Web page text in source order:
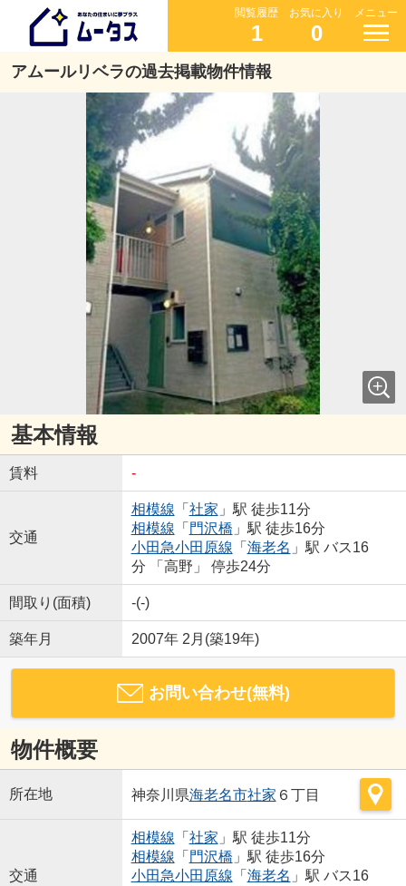
閲覧履歴
1
お気に入り
0
メニュー
アムールリベラの過去掲載物件情報
基本情報
賃料 -
交通
相模線 「 社家 」駅 徒歩11分
相模線 「 門沢橋 」駅 徒歩16分
小田急小田原線 「 海老名 」駅 バス16
分 「高野」 停歩24分
間取り(面積) -(-)
築年月 2007年 2月(築19年)
お問い合わせ(無料)
物件概要
所在地 神奈川県海老名市社家 ６丁目
交通
相模線 「 社家 」駅 徒歩11分
相模線 「 門沢橋 」駅 徒歩16分
小田急小田原線 「 海老名 」駅 バス16